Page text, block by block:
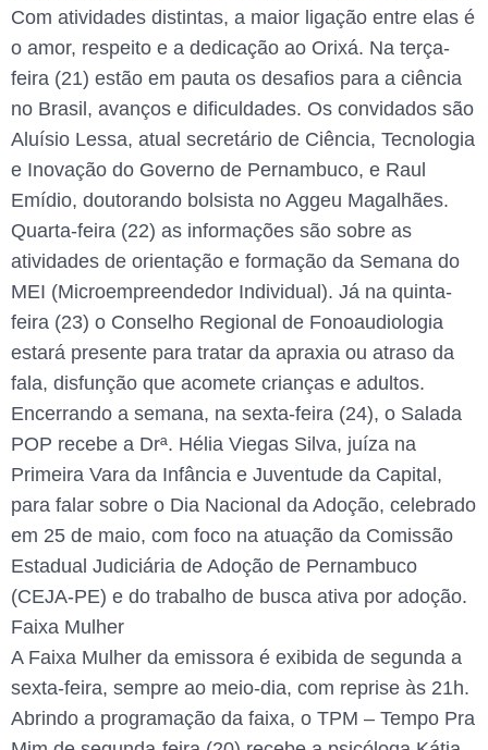
Com atividades distintas, a maior ligação entre elas é
o amor, respeito e a dedicação ao Orixá. Na terça-
feira (21) estão em pauta os desafios para a ciência
no Brasil, avanços e dificuldades. Os convidados são
Aluísio Lessa, atual secretário de Ciência, Tecnologia
e Inovação do Governo de Pernambuco, e Raul
Emídio, doutorando bolsista no Aggeu Magalhães.
Quarta-feira (22) as informações são sobre as
atividades de orientação e formação da Semana do
MEI (Microempreendedor Individual). Já na quinta-
feira (23) o Conselho Regional de Fonoaudiologia
estará presente para tratar da apraxia ou atraso da
fala, disfunção que acomete crianças e adultos.
Encerrando a semana, na sexta-feira (24), o Salada
POP recebe a Drª. Hélia Viegas Silva, juíza na
Primeira Vara da Infância e Juventude da Capital,
para falar sobre o Dia Nacional da Adoção, celebrado
em 25 de maio, com foco na atuação da Comissão
Estadual Judiciária de Adoção de Pernambuco
(CEJA-PE) e do trabalho de busca ativa por adoção.
Faixa Mulher
A Faixa Mulher da emissora é exibida de segunda a
sexta-feira, sempre ao meio-dia, com reprise às 21h.
Abrindo a programação da faixa, o TPM – Tempo Pra